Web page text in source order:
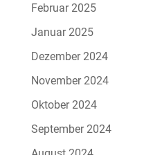
Februar 2025
Januar 2025
Dezember 2024
November 2024
Oktober 2024
September 2024